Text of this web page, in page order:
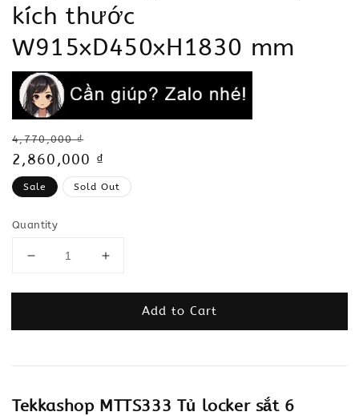
kích thước
W915xD450xH1830 mm
Regular
price
4,770,000 ₫
Sale
price
2,860,000 ₫
Sale Sold Out
Quantity
Add to Cart
Tekkashop MTTS333 Tủ locker sắt 6